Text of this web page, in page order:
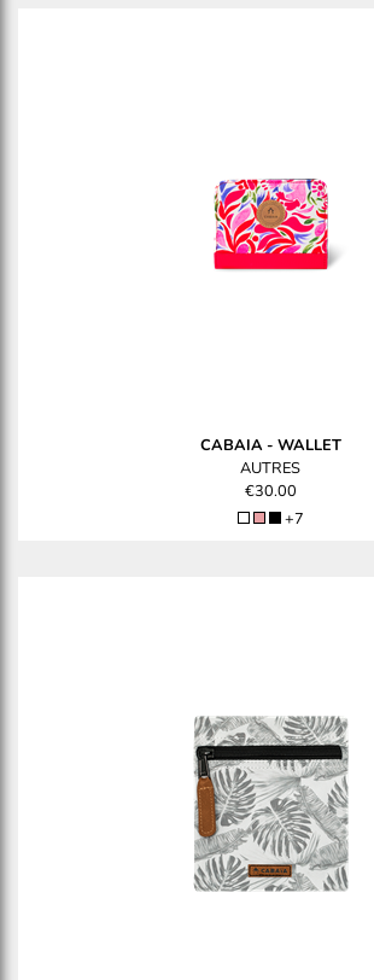
CABAIA- WALLET
AUTRES
€30.00
+7